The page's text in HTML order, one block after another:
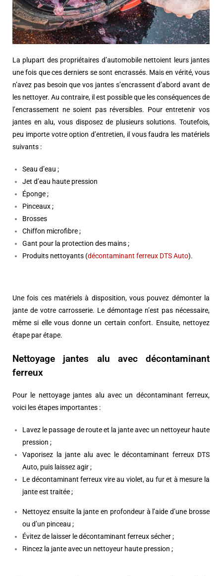
La plupart des propriétaires d’automobile nettoient leurs jantes
une fois que ces derniers se sont encrassés. Mais en vérité, vous
n’avez pas besoin que vos jantes s’encrassent d’abord avant de
les nettoyer. Au contraire, il est possible que les conséquences de
l’encrassement ne soient pas réversibles. Pour entretenir vos
jantes en alu, vous disposez de plusieurs solutions. Toutefois,
peu importe votre option d’entretien, il vous faudra les matériels
suivants :
Seau d’eau ;
Jet d’eau haute pression
Éponge ;
Pinceaux ;
Brosses
Chiffon microfibre ;
Gant pour la protection des mains ;
Produits nettoyants (décontaminant ferreux DTS Auto).
Une fois ces matériels à disposition, vous pouvez démonter la
jante de votre carrosserie. Le démontage n’est pas nécessaire,
même si elle vous donne un certain confort. Ensuite, nettoyez
étape par étape.
Nettoyage jantes alu avec décontaminant
ferreux
Pour le nettoyage jantes alu avec un décontaminant ferreux,
voici les étapes importantes :
Lavez le passage de route et la jante avec un nettoyeur haute
pression ;
Vaporisez la jante alu avec le décontaminant ferreux DTS
Auto, puis laissez agir ;
Le décontaminant ferreux vire au violet, au fur et à mesure la
jante est traitée ;
Nettoyez ensuite la jante en profondeur à l’aide d’une brosse
ou d’un pinceau ;
Évitez de laisser le décontaminant ferreux sécher ;
Rincez la jante avec un nettoyeur haute pression ;